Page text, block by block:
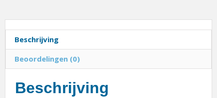
Beschrijving
Beoordelingen (0)
Beschrijving